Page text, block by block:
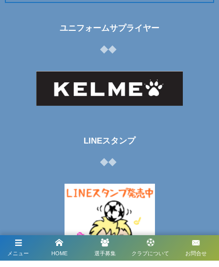
メニュー HOME 選手募集 クラブについて お問合せ
ユニフォームサプライヤー
LINEスタンプ